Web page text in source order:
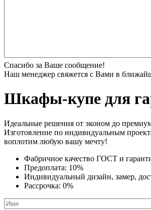
Спасибо за Ваше сообщение!
Наш менеджер свяжется с Вами в
Шкафы-купе для
Идеальные решения от эконом до
Изготовление по индивидуальным
воплотим любую вашу мечту!
Фабричное качество ГОСТ и
Предоплата: 10%
Индивидуальный дизайн, замер,
Рассрочка: 0%